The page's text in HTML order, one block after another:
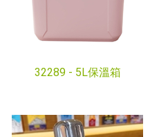
32289 - 5L保溫箱